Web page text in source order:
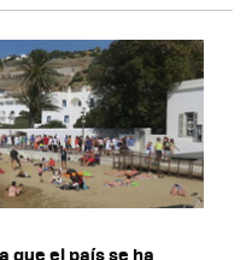
que el país se ha